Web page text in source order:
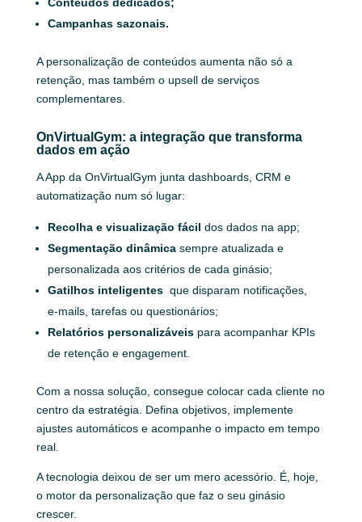
Campanhas sazonais.
A personalização de conteúdos aumenta não só a
retenção, mas também o upsell de serviços
complementares.
OnVirtualGym: a integração que transforma
dados em ação
A App da OnVirtualGym junta dashboards, CRM e
automatização num só lugar:
Recolha e visualização fácil dos dados na app;
Segmentação dinâmicasempre atualizada e
personalizada aos critérios de cada ginásio;
Gatilhos inteligentes que disparam notificações,
e‑mails, tarefas ou questionários;
Relatórios personalizáveispara acompanhar KPIs
de retenção e engagement.
Com a nossa solução, consegue colocar cada cliente no
centro da estratégia. Defina objetivos, implemente
ajustes automáticos e acompanhe o impacto em tempo
real.
A tecnologia deixou de ser um mero acessório. É, hoje,
o motor da personalização que faz o seu ginásio
crescer.